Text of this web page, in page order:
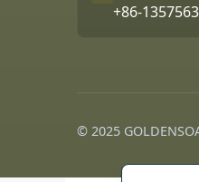
+86-
© 2025 Español
العربية